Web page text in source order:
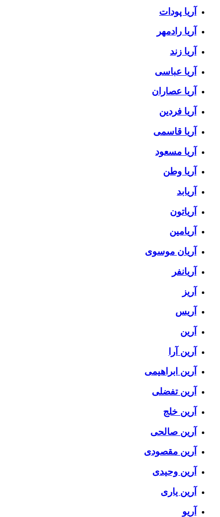
آریا پودات
آریا رادمهر
آریا زند
آریا عباسی
آریا عصاران
آریا فردین
آریا قاسمی
آریا مسعود
آریا وطن
آریابد
آریاتون
آریامین
آریان موسوی
آریانفر
آریز
آریس
آرین
آرین آرا
آرین ابراهیمی
آرین تفضلی
آرین خلج
آرین صالحی
آرین مقصودی
آرین وحیدی
آرین یاری
آریو